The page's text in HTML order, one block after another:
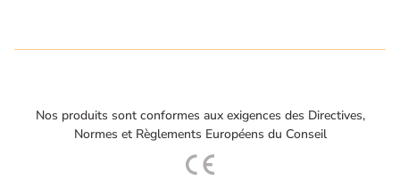
Nos produits sont conformes aux exigences des Directives,
Normes et Règlements Européens du Conseil